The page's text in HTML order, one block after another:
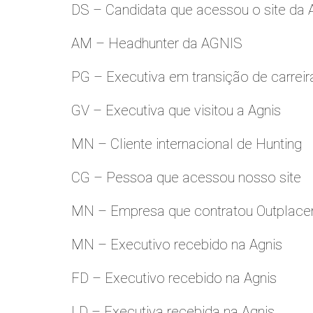
DS – Candidata que acessou o site da
AM – Headhunter da AGNIS
PG – Executiva em transição de
GV – Executiva que visitou a Agnis
MN – Cliente internacional de Hunting
CG – Pessoa que acessou nosso site
MN – Empresa que contratou
MN – Executivo recebido na Agnis
FD – Executivo recebido na Agnis